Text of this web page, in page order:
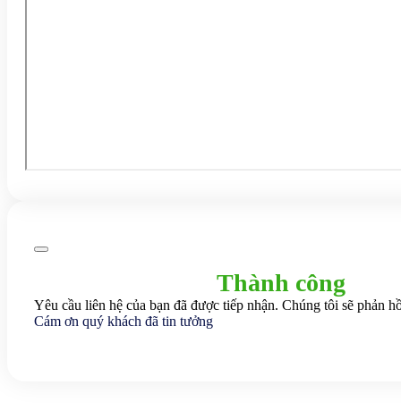
Thành công
Yêu cầu liên hệ của bạn đã được tiếp nhận. Chúng tôi sẽ phản
Cám ơn quý khách đã tin tưởng